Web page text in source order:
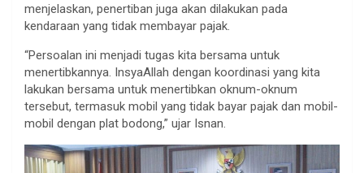
menjelaskan, penertiban juga akan dilakukan pada
kendaraan yang tidak membayar pajak.
“Persoalan ini menjadi tugas kita bersama untuk
menertibkannya. InsyaAllah dengan koordinasi yang kita
lakukan bersama untuk menertibkan oknum-oknum
tersebut, termasuk mobil yang tidak bayar pajak dan mobil-
mobil dengan plat bodong,” ujar Isnan.